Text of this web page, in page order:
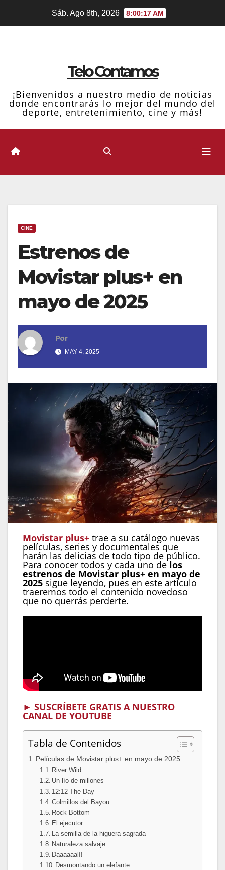
Sáb. Ago 8th, 2026 8:00:18 AM
Telo Contamos
¡Bienvenidos a nuestro medio de noticias
donde encontrarás lo mejor del mundo del
deporte, entretenimiento, cine y más!
CINE
Estrenos de
Movistar plus+ en
mayo de 2025
Por
MAY 4, 2025
Movistar plus+ trae a su catálogo nuevas
películas, series y documentales que
harán las delicias de todo tipo de público.
Para conocer todos y cada uno delos
estrenos de Movistar plus+ en mayo de
2025 sigue leyendo, pues en este artículo
traeremos todo el contenido novedoso
que no querrás perderte.
► SUSCRÍBETE GRATIS A NUESTRO
CANAL DE YOUTUBE
Tabla de Contenidos
Películas de Movistar plus+ en mayo de 2025
River Wild
Un lío de millones
12:12 The Day
Colmillos del Bayou
Rock Bottom
El ejecutor
La semilla de la higuera sagrada
Naturaleza salvaje
Daaaaaalí!
Desmontando un elefante